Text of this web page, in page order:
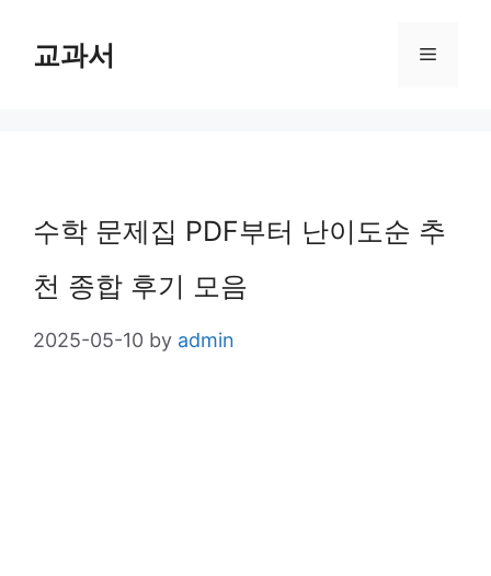
교과서 Menu
수학 문제집 PDF부터 난이도순 추
천 종합 후기 모음
2025-05-10 by admin